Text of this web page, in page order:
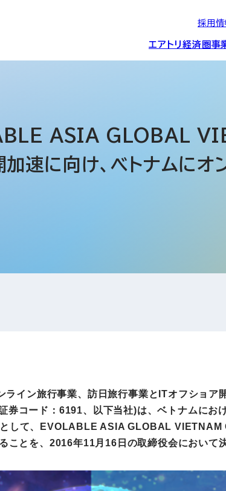
採用情
エアトリ経済圏 事
ス事業
事業
事業
サイト事業
法人DX推進事業
指針
ラリー コーポレートガ
合わせ 免責事項
ーシップ
ASIA GLOBAL
速に向け、ベトナムにオ
イン旅行事業、訪日旅行事業とITオフショア
券コード：6191、以下当社)は、ベトナムにお
して、EVOLABLE ASIA GLOBAL
ことを、2016年11月16日の取締役会において